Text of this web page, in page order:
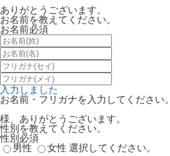
ありがとうございます。
お名前を教えてください。
お名前必須
入力しました
お名前・フリガナを入力してください。
様、ありがとうございます。
性別を教えてください。
性別 必須
男性
女性 選択してください。